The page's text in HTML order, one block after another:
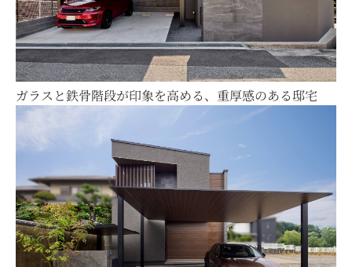
ガラスと鉄骨階段が印象を高める、重厚感のある邸宅